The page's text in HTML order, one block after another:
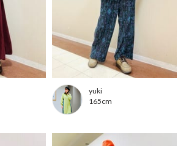
yuki
165cm